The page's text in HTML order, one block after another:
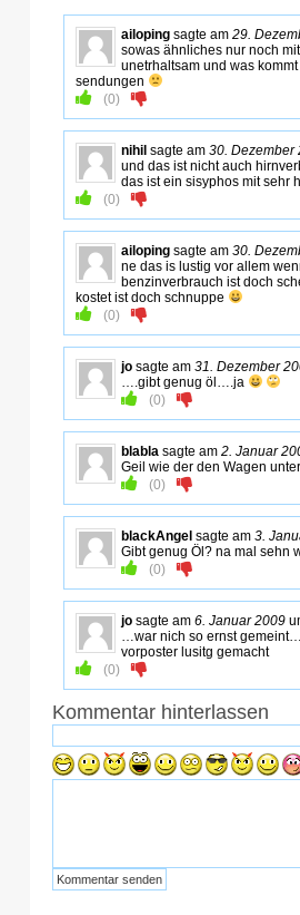
ailoping sagte am 29.
sowas ähnliches nur noch
unetrhaltsam und was
sendungen
(0)
nihil sagte am 30. Dezember
und das ist nicht auch
das ist ein sisyphos mit sehr
(0)
ailoping sagte am 30.
ne das is lustig vor allem
benzinverbrauch ist doch
kostet ist doch schnuppe
(0)
jo sagte am 31. Dezember
….gibt genug öl….ja
(0)
blabla sagte am 2. Januar
Geil wie der den Wagen
(0)
blackAngel sagte am 3.
Gibt genug Öl? na mal sehn
(0)
jo sagte am 6. Januar 2009
…war nich so ernst
vorposter lusitg gemacht
(0)
Kommentar hinterlassen